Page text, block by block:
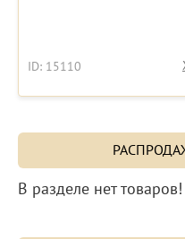
ID: 15110
В разделе нет товаров!